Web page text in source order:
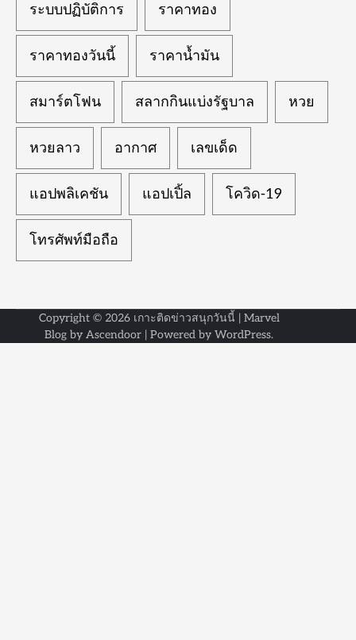
ระบบปฏิบัติการ ราคาทอง
ราคาทองวันนี้ ราคาน้ำมัน
สมาร์ตโฟน สลากกินแบ่งรัฐบาล หวย
หวยลาว อากาศ เลขเด็ด
แอปพลิเคชัน แอปเปิ้ล โควิด-19
โทรศัพท์มือถือ
Copyright © 2026 เกาะติดข่าวสนุกวันนี้ | Marvel
Blog by Ascendoor | Powered by WordPress.